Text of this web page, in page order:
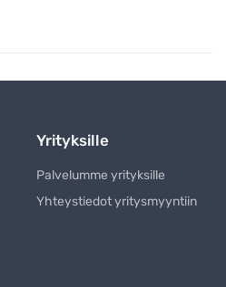
Yrityksille
Palvelumme yrityksille
Yhteystiedot yritysmyyntiin